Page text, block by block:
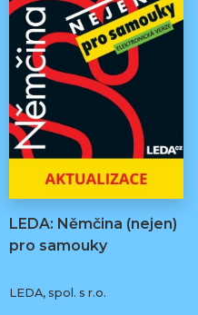
LEDA: Němčina (nejen)
pro samouky
LEDA, spol. s r.o.